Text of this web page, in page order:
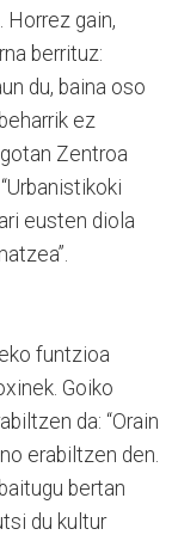
gain,
berrituz:
du, baina oso
ez
Zentroa
eusten diola
funtzioa
Goiko
da: “Orain
erabiltzen den.
bertan
du kultur